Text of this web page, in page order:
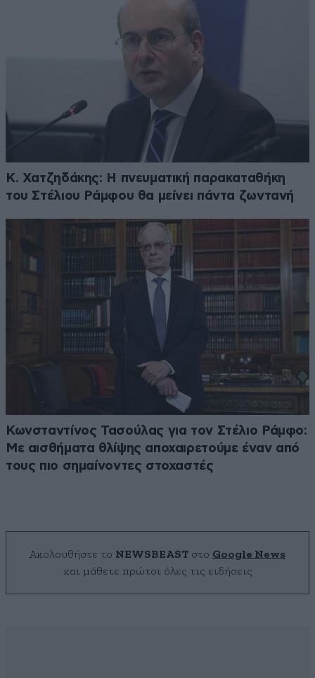
Κ. Χατζηδάκης: Η πνευματική παρακαταθήκη
του Στέλιου Ράμφου θα μείνει πάντα ζωντανή
Κωνσταντίνος Τασούλας για τον Στέλιο Ράμφο:
Με αισθήματα θλίψης αποχαιρετούμε έναν από
τους πιο σημαίνοντες στοχαστές
Ακολουθήστε το NEWSBEAST στο Google News
και μάθετε πρώτοι όλες τις ειδήσεις